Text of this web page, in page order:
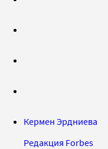
Кермен Эрдниева
Редакция Forbes